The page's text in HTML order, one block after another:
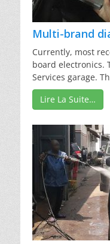
Multi-brand
Currently, most
board electronics.
Services garage.
Lire La Suite…